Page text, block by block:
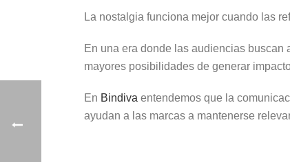
La nostalgia funciona mejor cuando las
En una era donde las audiencias
mayores posibilidades de generar
En Bindiva entendemos que la
ayudan a las marcas a mantenerse